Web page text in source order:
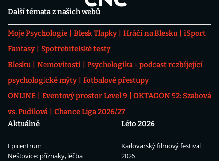
Další témata z našich webů
Moje Psychologie Blesk Tlapky Hráči na Blesku
iSport
Fantasy
Spotřebitelské testy
Blesku
Nemovitosti
Psychologika - podcast rozbíjející
psychologické mýty
Fotbalové přestupy
ONLINE
Eventový prostor Level 9
OKTAGON 92: Szabová
vs. Pudilová
Chance Liga 2026/27
Aktuálně
Epicentrum
Neštovice: příznaky, léčba
Léto 2026
Karlovarský filmový festival
2026